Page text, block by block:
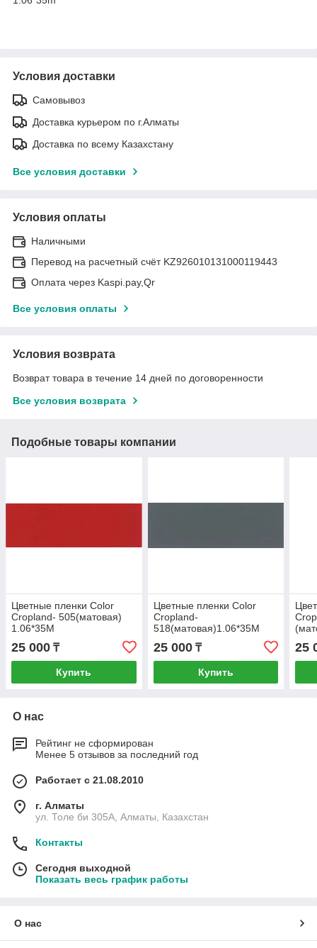
Условия доставки
Самовывоз
Доставка курьером по г.Алматы
Доставка по всему Казахстану
Все условия доставки
Условия оплаты
Наличными
Перевод на расчетный счёт KZ926010131000119443
Оплата через Kaspi.pay,Qr
Все условия оплаты
Условия возврата
Возврат товара в течение 14 дней по договоренности
Все условия возврата
Подобные товары компании
Цветные пленки Color
Cropland- 505(матовая)
1.06*35M
25 000 ₸
Купить
Цветные пленки Color
Cropland-
518(матовая)1.06*35M
25 000₸
Купить
25
О нас
Рейтинг не сформирован
Менее 5 отзывов за последний год
Работает с 21.08.2010
г. Алматы
ул. Толе би 305А, Алматы, Казахстан
Контакты
Сегодня выходной
Показать весь график работы
О нас